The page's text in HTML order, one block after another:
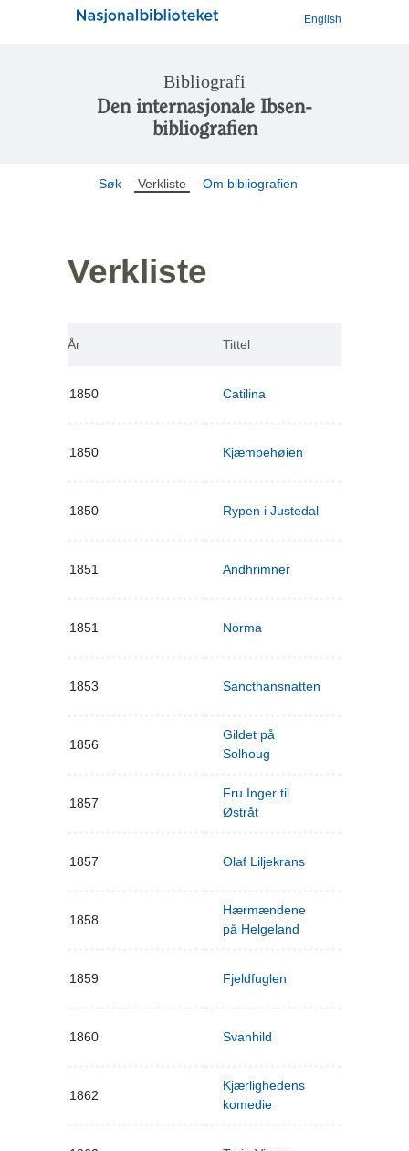
English
Bibliografi
Den internasjonale Ibsen-
bibliografien
Søk Verkliste Om bibliografien
Verkliste
År Tittel
1850 Catilina
1850 Kjæmpehøien
1850 Rypen i Justedal
1851 Andhrimner
1851 Norma
1853 Sancthansnatten
1856
Gildet på
Solhoug
1857
Fru Inger til
Østråt
1857 Olaf Liljekrans
1858
Hærmændene
på Helgeland
1859 Fjeldfuglen
1860 Svanhild
1862
Kjærlighedens
komedie